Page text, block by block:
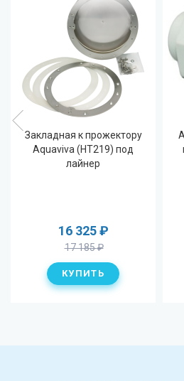
Закладная к прожектору
Aquaviva (HT219) под
лайнер
16 325₽
17 185₽